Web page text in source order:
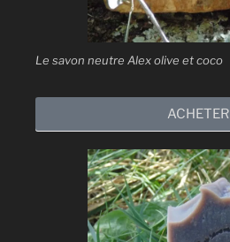
Le savon neutre Alex olive et coco
ACHETER